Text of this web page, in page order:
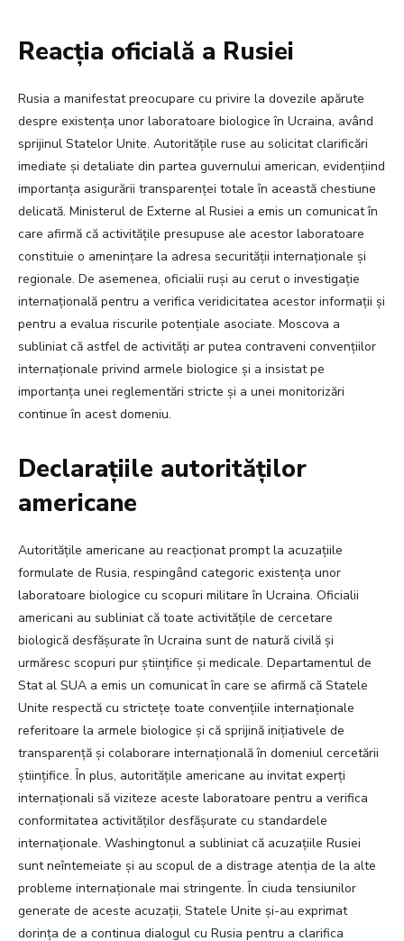
Reacția oficială a Rusiei
Rusia a manifestat preocupare cu privire la dovezile apărute
despre existența unor laboratoare biologice în Ucraina, având
sprijinul Statelor Unite. Autoritățile ruse au solicitat clarificări
imediate și detaliate din partea guvernului american, evidențiind
importanța asigurării transparenței totale în această chestiune
delicată. Ministerul de Externe al Rusiei a emis un comunicat în
care afirmă că activitățile presupuse ale acestor laboratoare
constituie o amenințare la adresa securității internaționale și
regionale. De asemenea, oficialii ruși au cerut o investigație
internațională pentru a verifica veridicitatea acestor informații și
pentru a evalua riscurile potențiale asociate. Moscova a
subliniat că astfel de activități ar putea contraveni convențiilor
internaționale privind armele biologice și a insistat pe
importanța unei reglementări stricte și a unei monitorizări
continue în acest domeniu.
Declarațiile autorităților
americane
Autoritățile americane au reacționat prompt la acuzațiile
formulate de Rusia, respingând categoric existența unor
laboratoare biologice cu scopuri militare în Ucraina. Oficialii
americani au subliniat că toate activitățile de cercetare
biologică desfășurate în Ucraina sunt de natură civilă și
urmăresc scopuri pur științifice și medicale. Departamentul de
Stat al SUA a emis un comunicat în care se afirmă că Statele
Unite respectă cu strictețe toate convențiile internaționale
referitoare la armele biologice și că sprijină inițiativele de
transparență și colaborare internațională în domeniul cercetării
științifice. În plus, autoritățile americane au invitat experți
internaționali să viziteze aceste laboratoare pentru a verifica
conformitatea activităților desfășurate cu standardele
internaționale. Washingtonul a subliniat că acuzațiile Rusiei
sunt neîntemeiate și au scopul de a distrage atenția de la alte
probleme internaționale mai stringente. În ciuda tensiunilor
generate de aceste acuzații, Statele Unite și-au exprimat
dorința de a continua dialogul cu Rusia pentru a clarifica